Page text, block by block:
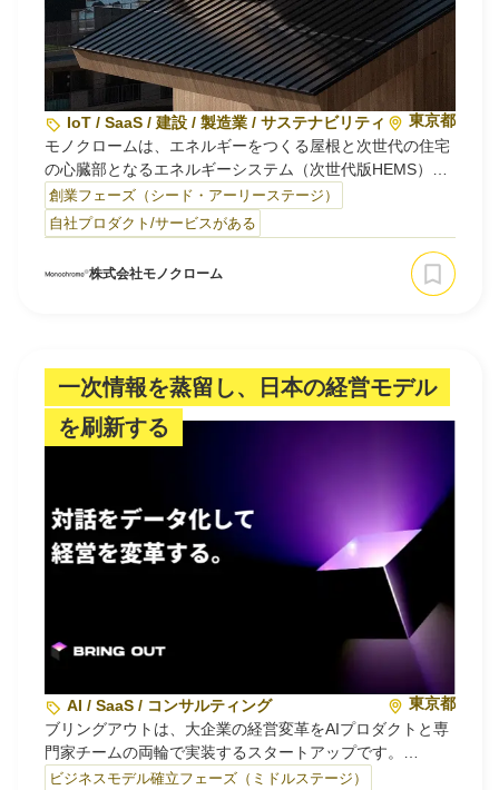
IoT / SaaS / 建設 / 製造業 / サステナビリティ・環境東京都
モノクロームは、エネルギーをつくる屋根と次世代の住宅
の心臓部となるエネルギーシステム（次世代版HEMS）を
開発しています。
太陽光パネルは、山を切り開いて設置するもの、訪問販売
で売るもの、そんな。
創業者の梅田がモノクロームを立ち上げたのは、自宅を建
る、そんな暮らしを実現するシステムを開発します。
■Roof-1
Roof–1は、国内唯一の意匠性に優れた太陽光パネルです。
エネルギーの発電と自家消費に必要な設備を、販売から施
工までワンストップで提供…
創業フェーズ（シード・アーリーステージ）
自社プロダクト/サービスがある
株式会社モノクローム
一次情報を蒸留し、日本の経営モデル
を刷新する
AI / SaaS / コンサルティング
東京都
ブリングアウトは、大企業の経営変革をAIプロダクトと専
門家チームの両輪で実装するスタートアップです。
ビジネスモデル確立フェーズ（ミドルステージ）